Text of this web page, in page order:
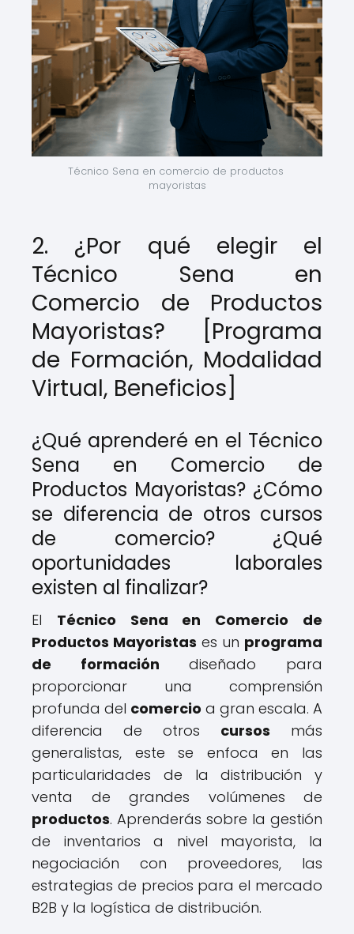
Técnico Sena en comercio de productos
mayoristas
2. ¿Por qué elegir el
Técnico Sena en
Comercio de Productos
Mayoristas? [Programa
de Formación, Modalidad
Virtual, Beneficios]
¿Qué aprenderé en el Técnico
Sena en Comercio de
Productos Mayoristas? ¿Cómo
se diferencia de otros cursos
de comercio? ¿Qué
oportunidades laborales
existen al finalizar?
El Técnico Sena en Comercio de
Productos Mayoristas es un programa
de formación diseñado para
proporcionar una comprensión
profunda del comercio a gran escala. A
diferencia de otros cursos más
generalistas, este se enfoca en las
particularidades de la distribución y
venta de grandes volúmenes de
productos. Aprenderás sobre la gestión
de inventarios a nivel mayorista, la
negociación con proveedores, las
estrategias de precios para el mercado
B2B y la logística de distribución.